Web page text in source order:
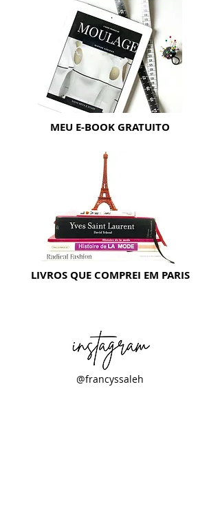
MEU E-BOOK GRATUITO
LIVROS QUE COMPREI EM PARIS
@francyssaleh